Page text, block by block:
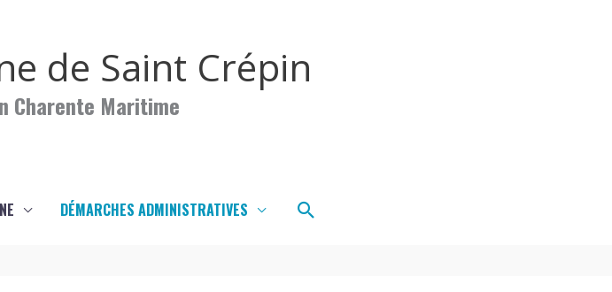
de Saint Crépin
Charente Maritime
DÉMARCHES ADMINISTRATIVES Rechercher